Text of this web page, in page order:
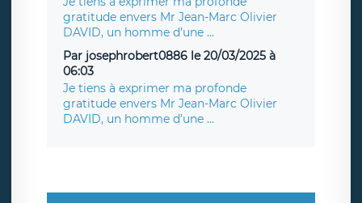
gratitude envers Mr Jean-Marc Olivier
DAVID, un homme d’une ...
Par josephrobert0886 le 20/03/2025 à
06:03
Je tiens à exprimer ma profonde
gratitude envers Mr Jean-Marc Olivier
DAVID, un homme d’une ...